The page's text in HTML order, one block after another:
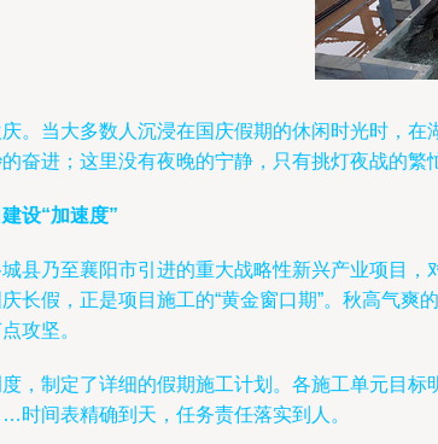
。当大多数人沉浸在国庆假期的休闲时光时，
奋进；这里没有夜晚的宁静，只有挑灯夜战的
设“加速度”
县乃至襄阳市引进的重大战略性新兴产业项目
长假，正是项目施工的“黄金窗口期”。秋高气
攻坚。
，制定了详细的假期施工计划。各施工单元目
间表精确到天，任务责任落实到人。